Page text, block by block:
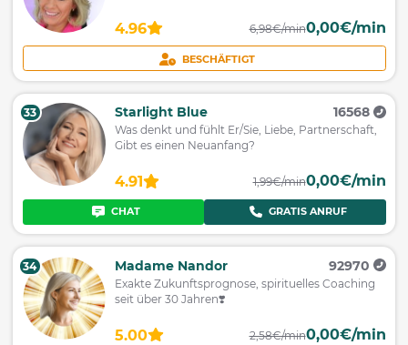
4.96 6,98€/min0,00€/min
BESCHÄFTIGT
33 Starlight Blue 16568
Was denkt und fühlt Er/Sie, Liebe, Partnerschaft,
Gibt es einen Neuanfang?
4.91 1,99€/min0,00€/min
CHAT GRATIS ANRUF
34 Madame Nandor 92970
Exakte Zukunftsprognose, spirituelles Coaching
seit über 30 Jahren❣️
5.00 2,58€/min0,00€/min